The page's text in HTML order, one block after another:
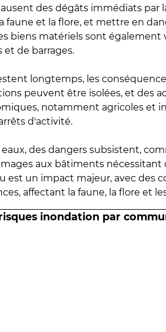
des dégâts immédiats par
faune et la flore, et mettre en
biens matériels sont également
de barrages.
longtemps, les
peuvent être isolées, et des
notamment agricoles et
d'activité.
des dangers subsistent,
aux bâtiments
est un impact majeur, avec des
affectant la faune, la flore et
inondation par